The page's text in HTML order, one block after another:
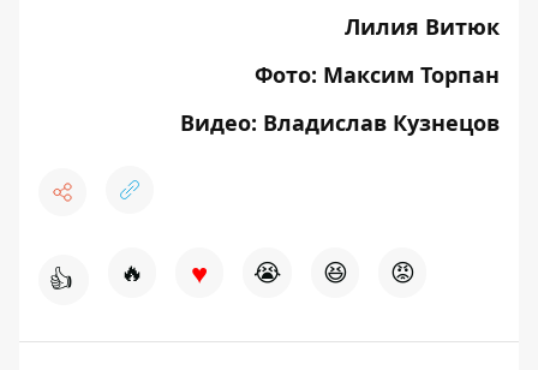
Лилия Витюк
Фото: Максим Торпан
Видео: Владислав Кузнецов
👍 🔥 ♥ 😭 😆 😡